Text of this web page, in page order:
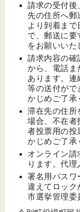
請求の受付後
先の住所へ郵
より到着ま
で、郵送に要
をお願いいた
請求内容の確
から、電話ま
あります。連
等の送付がで
かじめご了承
滞在先の住所
場合、不在者
者投票用の投
かじめご了承
オンライン請
ります。代理
署名用パスワ
違えてロック
市選挙管理委